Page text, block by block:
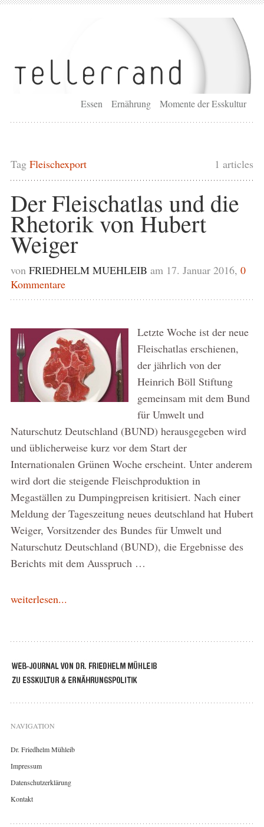
Essen Ernährung Momente der Esskultur
1 articles
Tag Fleischexport
Der Fleischatlas und die
Rhetorik von Hubert
Weiger
von FRIEDHELM MUEHLEIB am 17. Januar 2016, 0
Kommentare
Letzte Woche ist der neue
Fleischatlas erschienen,
der jährlich von der
Heinrich Böll Stiftung
gemeinsam mit dem Bund
für Umwelt und
Naturschutz Deutschland (BUND) herausgegeben wird
und üblicherweise kurz vor dem Start der
Internationalen Grünen Woche erscheint. Unter anderem
wird dort die steigende Fleischproduktion in
Megaställen zu Dumpingpreisen kritisiert. Nach einer
Meldung der Tageszeitung neues deutschland hat Hubert
Weiger, Vorsitzender des Bundes für Umwelt und
Naturschutz Deutschland (BUND), die Ergebnisse des
Berichts mit dem Ausspruch …
weiterlesen...
NAVIGATION
Dr. Friedhelm Mühleib
Impressum
Datenschutzerklärung
Kontakt